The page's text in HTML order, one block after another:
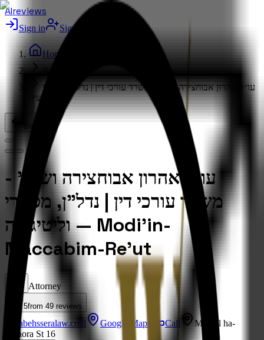
AIreviews
Sign in Sign up free
Home
עו״ד אהרון אבוחצירה ושות' - משרד עורכי דין | נדל"ן, מסחרי
וליטיגציה
עו״ד אהרון אבוחצירה ושות' -
משרד עורכי דין | נדל"ן, מסחרי
וליטיגציה — Modi'in-
Maccabim-Re'ut
Attorney
5from 49 reviews
abehsseralaw.co.il Google Maps Call
Migdal ha-
Menora St 16